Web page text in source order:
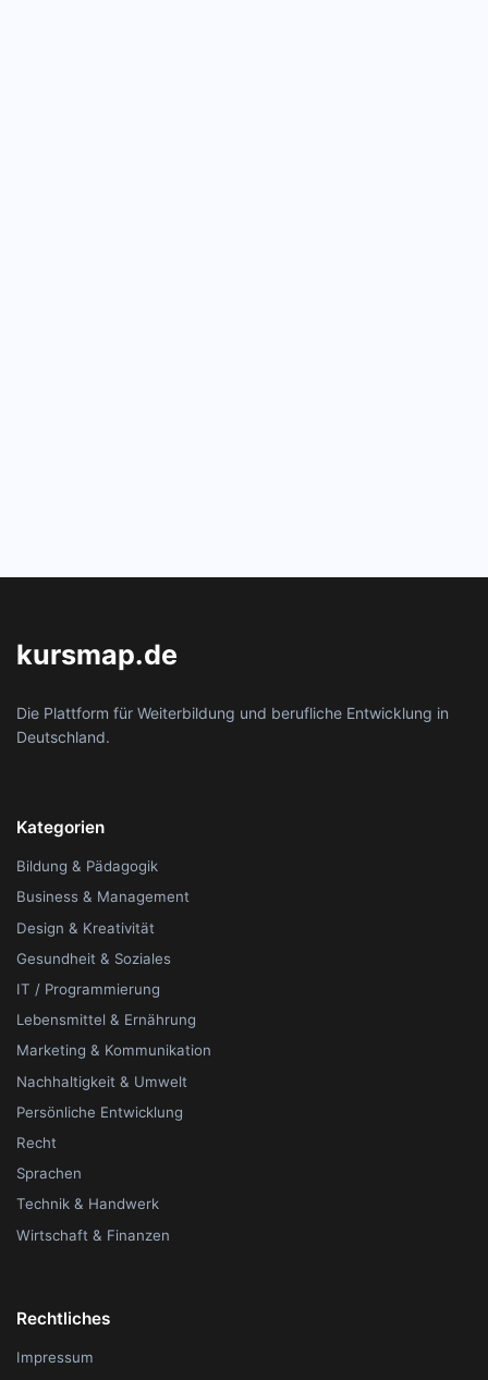
kursmap.de
Die Plattform für Weiterbildung und berufliche Entwicklung in
Deutschland.
Kategorien
Bildung & Pädagogik
Business & Management
Design & Kreativität
Gesundheit & Soziales
IT / Programmierung
Lebensmittel & Ernährung
Marketing & Kommunikation
Nachhaltigkeit & Umwelt
Persönliche Entwicklung
Recht
Sprachen
Technik & Handwerk
Wirtschaft & Finanzen
Rechtliches
Impressum